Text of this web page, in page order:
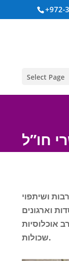
+972-
Select Page
חו”ל
ושיתפוי
וארגונים
אוכלוסיות
שכולות.